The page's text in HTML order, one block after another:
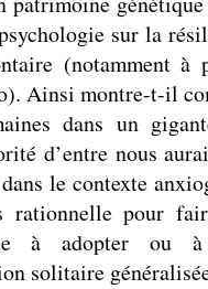
sur la
(notamment à
Ainsi montre-t-il
dans un
d’entre nous
le contexte
pour
à adopter ou
solitaire